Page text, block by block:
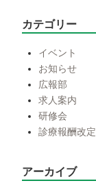
カテゴリー
イベント
お知らせ
広報部
求人案内
研修会
診療報酬改定
アーカイブ